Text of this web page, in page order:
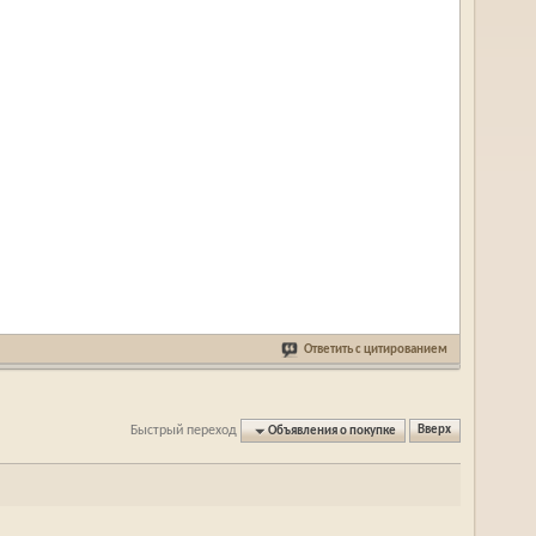
Ответить с цитированием
Быстрый переход Объявления о покупке Вверх